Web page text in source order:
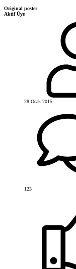
Original poster
Aktif Üye
28 Ocak 2015
123